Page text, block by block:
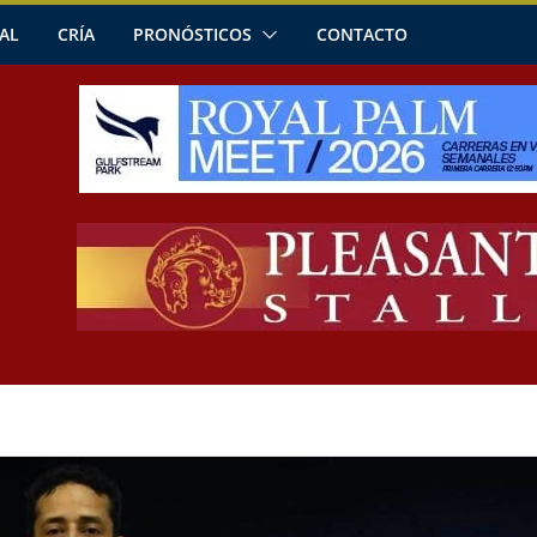
CRÍA PRONÓSTICOS CONTACTO